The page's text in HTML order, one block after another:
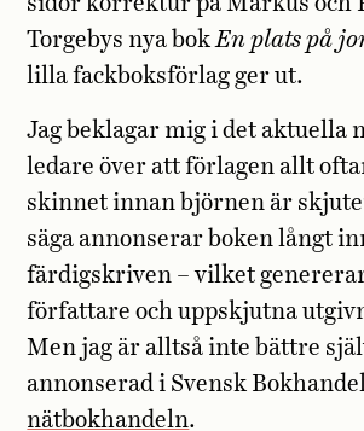
Torgebys nya bokEn plats på
lilla fackboksförlag ger ut.
Jag beklagar mig i det aktuella
ledare över att förlagen allt
skinnet innan björnen är
säga annonserar boken långt
färdigskriven – vilket genererar
författare och uppskjutna
Men jag är alltså inte bättre
annonserad i Svensk
nätbokhandeln.